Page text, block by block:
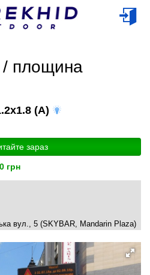
/ площина
(A)
зараз
грн
вул., 5 (SKYBAR, Mandarin Plaza)